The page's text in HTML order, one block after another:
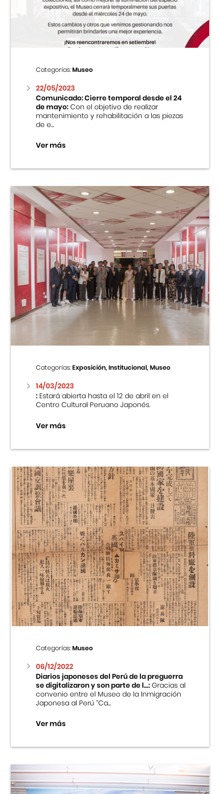
Centro Cultural Peruano Japonés
Museo de la Inmigración Japonesa
Fondo Editorial
Teatro Peruano Japonés
Categorías:Museo
22/05/2023
Comunicado: Cierre temporal desde el 24
de mayo:Con el objetivo de realizar
mantenimiento y rehabilitación a las piezas
de e...
Ver más
Categorías:Exposición, Institucional, Museo
14/03/2023
:Estará abierta hasta el 12 de abril en el
Centro Cultural Peruano Japonés.
Ver más
Categorías:Museo
06/12/2022
Diarios japoneses del Perú de la preguerra
se digitalizaron y son parte de l...:Gracias al
convenio entre el Museo de la Inmigración
Japonesa al Perú “Ca...
Ver más